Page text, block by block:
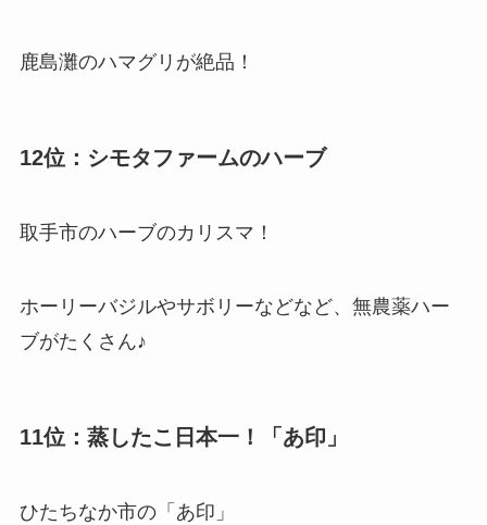
鹿島灘のハマグリが絶品！
12位：シモタファームのハーブ
取手市のハーブのカリスマ！
ホーリーバジルやサボリーなどなど、無農薬ハー
ブがたくさん♪
11位：蒸したこ日本一！「あ印」
ひたちなか市の「あ印」